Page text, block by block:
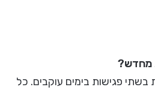
מחדש?
פגישות בימים עוקבים. כל